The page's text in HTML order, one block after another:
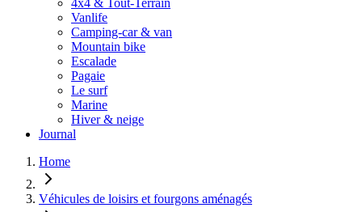
4x4 & Tout-Terrain
Vanlife
Camping-car & van
Mountain bike
Escalade
Pagaie
Le surf
Marine
Hiver & neige
Journal
Home
Véhicules de loisirs et fourgons aménagés